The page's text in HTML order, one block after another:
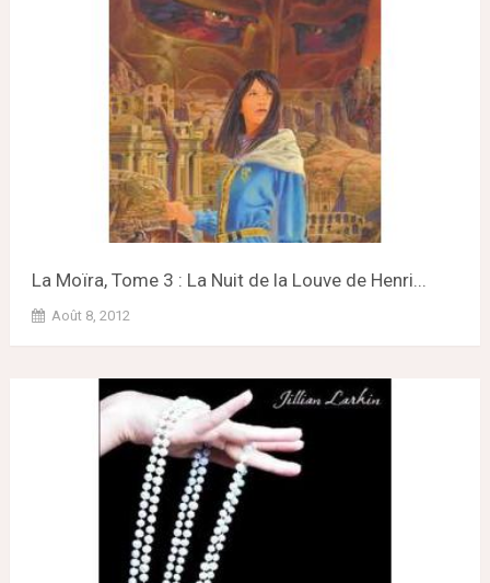
La Moïra, Tome 3 : La Nuit de la Louve de Henri...
Août 8, 2012